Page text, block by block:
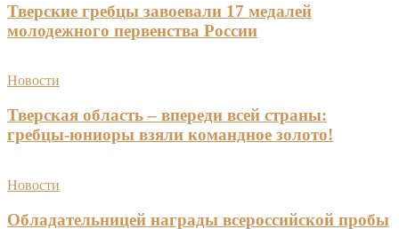
Тверские гребцы завоевали 17 медалей
молодежного первенства России
Новости
Тверская область – впереди всей страны:
гребцы-юниоры взяли командное золото!
Новости
Обладательницей награды всероссийской пробы